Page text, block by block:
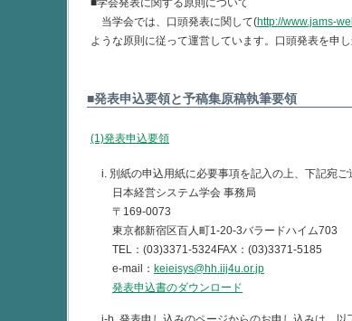
■学会発表に関する原則について
当学会では、口頭発表に関して(http://www.jams-
ような原則に従って運営しています。口頭発表を申
■発表申込要領と予稿集原稿執筆要領
(1)発表申込要領
i. 別紙の申込用紙に必要事項を記入の上、下記宛ご
日本経営システム学会 事務局
〒169-0073
東京都新宿区百人町1-20-3バラードハイム703
TEL：(03)3371-5324FAX：(03)3371-5185
e-mail： keieisys@hh.iij4u.or.jp
発表申込書のダウンロード